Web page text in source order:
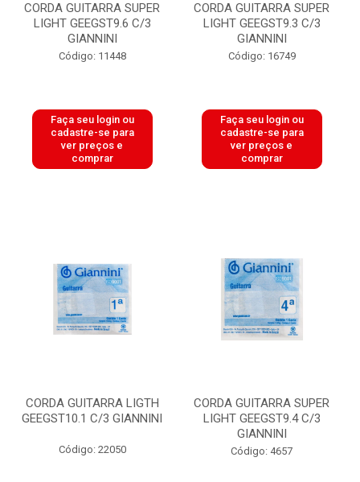
CORDA GUITARRA SUPER
LIGHT GEEGST9.6 C/3
GIANNINI
Código: 11448
Faça seu login ou
cadastre-se para
ver preços e
comprar
CORDA GUITARRA SUPER
LIGHT GEEGST9.3 C/3
GIANNINI
Código: 16749
Faça seu login ou
cadastre-se para
ver preços e
comprar
CORDA GUITARRA LIGTH
GEEGST10.1 C/3 GIANNINI
Código: 22050
CORDA GUITARRA SUPER
LIGHT GEEGST9.4 C/3
GIANNINI
Código: 4657